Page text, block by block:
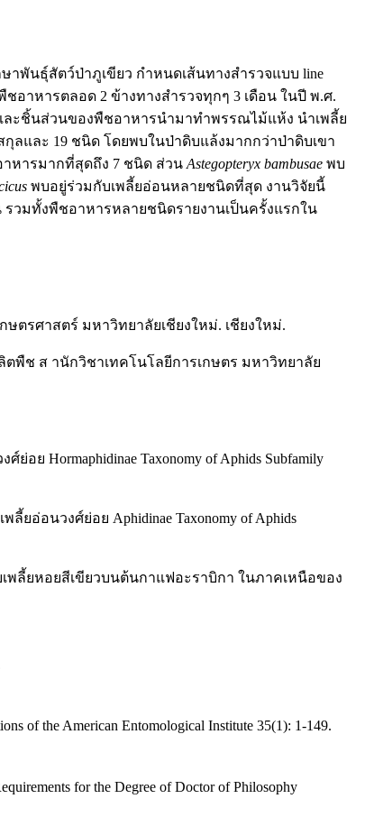
พันธุ์สัตว์ป่าภูเขียว กำหนดเส้นทางสำรวจแบบ line
อาหารตลอด 2 ข้างทางสำรวจทุกๆ 3 เดือน ในปี พ.ศ.
และชิ้นส่วนของพืชอาหารนำมาทำพรรณไม้แห้ง นำเพลี้ย
ลและ 19 ชนิด โดยพบในป่าดิบแล้งมากกว่าป่าดิบเขา
หารมากที่สุดถึง 7 ชนิด ส่วน Astegopteryx bambusae พบ
พบอยู่ร่วมกับเพลี้ยอ่อนหลายชนิดที่สุด งานวิจัยนี้
วมทั้งพืชอาหารหลายชนิดรายงานเป็นครั้งแรกใน
ษตรศาสตร์ มหาวิทยาลัยเชียงใหม่. เชียงใหม่.
ตพืช ส านักวิชาเทคโนโลยีการเกษตร มหาวิทยาลัย
Hormaphidinae Taxonomy of Aphids Subfamily
อนวงศ์ย่อย Aphidinae Taxonomy of Aphids
ลี้ยหอยสีเขียวบนต้นกาแฟอะราบิกา ในภาคเหนือของ
of the American Entomological Institute 35(1): 1-149.
for the Degree of Doctor of Philosophy